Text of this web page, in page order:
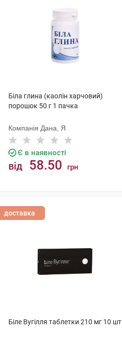
Біла глина (каолін харчовий)
порошок 50 г 1 пачка
Компанія Дана, Я
Є в наявності
від 58.50 грн
доставка
Біле Вугілля таблетки 210 мг 10 шт